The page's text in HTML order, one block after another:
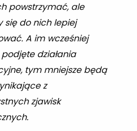
powstrzymać, ale
się do nich lepiej
A im wcześniej
działania
tym mniejsze będą
z
zjawisk